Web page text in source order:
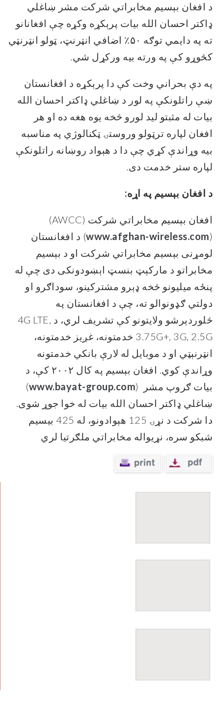
د افغان بېسیم مخابراتي شرکت مشر ښاغلي
ډاکتر احسان الله بیات پرېکړه وکړه چې افغانانو
ته په دایمي توګه ۵۰٪ اضافي انټرنټ، ټولو انټرنټي
کڅوړو کې په ورته بیه ورکړل شي.
په دې بحراني وخت کې دا پرېکړه د افغانستان
ښې راتلونکې په لور د ښاغلي ډاکتر احسان الله
بیات له مثبتو لید لورو څخه یوه هغه ده او هر
افغان لپاره ترټولو وروستۍ ټکنالوژي په مناسبه
بیه وړاندې کړي چې دا د هېواد روښانه راتلونکې
لپاره ستر خدمت دی.
د افغان بېسیم په اړه:
افغان بېسیم مخابراتي شرکت (AWCC)
(
www.afghan-wireless.com) د افغانستان
لومړنی بېسیم مخابراتي شرکت او د بېسیم
مخابراتو د مارکېټ بنسټ اېښودونکی دی چې له
پنځه ميلیونو څخه ډېرو مشترکينو، سوداګرو او
دولتي ګډونوالو ته، چې د افغانستان په
څلوردېرشو ولایتونو کې تشریف لري، د 4G LTE,
3.75G+, 3G, 2.5G خدمتونه، غږيز خدمتونه،
انټرنېټي او د موبایل له لارې بانکي خدمتونه
وړاندې کوي. افغان بېسیم په کال ۲۰۰۲ کې، د
بیات ګروپ مشر (www.bayat-group.com
)
ښاغلي ډاکتر احسان الله بیات له خوا جوړ شوی.
دا شرکت د نړۍ 125 هېوادونو، له 425 بیسیم
شبکو سره، نړیواله مخابراتي ملګرتیا لري